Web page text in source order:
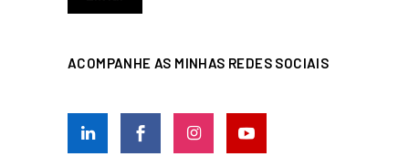
ACOMPANHE AS MINHAS REDES SOCIAIS